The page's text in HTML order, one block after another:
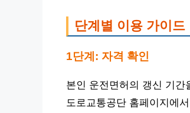
단계별 이용 가이드
1단계: 자격 확인
본인 운전면허의 갱신 기
도로교통공단 홈페이지에